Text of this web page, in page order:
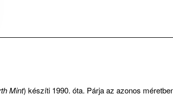
Mint) készíti 1990. óta. Párja az azonos